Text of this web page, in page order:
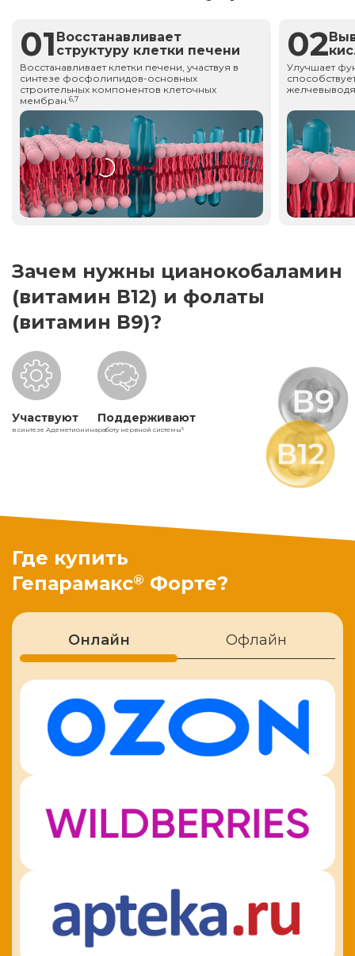
01 Восстанавливает
структуру клетки печени
Восстанавливает клетки печени, участвуя в
синтезе фосфолипидов-основных
строительных компонентов клеточных
мембран.6,7
02
Улучшает
Зачем нужны цианокобаламин
(витамин В12) и фолаты
(витамин В9)?
Участвуют
в синтезе Адеметионина
Поддерживают
работу нервной системы5
Где купить
Гепарамакс® Форте?
Онлайн Офлайн